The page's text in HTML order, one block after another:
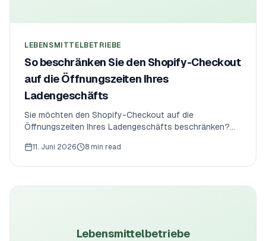
LEBENSMITTELBETRIEBE
So beschränken Sie den Shopify-Checkout
auf die Öffnungszeiten Ihres
Ladengeschäfts
Sie möchten den Shopify-Checkout auf die
Öffnungszeiten Ihres Ladengeschäfts beschränken?
Geschäftszeiten blockieren, damit Kunden nur
11. Juni 2026 8 min read
Lebensmittelbetriebe